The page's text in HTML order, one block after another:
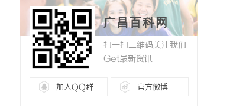
广昌百科网
扫一扫二维码关注我们
Get最新资讯
加入QQ群 官方微博